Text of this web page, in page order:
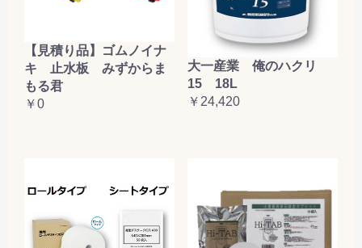
【見積り品】ゴムノイナ
キ 止水板 みずからま
もる君
￥0
大一産業 俺のハクリ
15 18L
￥24,420